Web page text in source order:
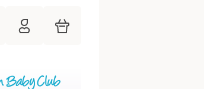
HiPP Mein Babyclub
Warenkorb